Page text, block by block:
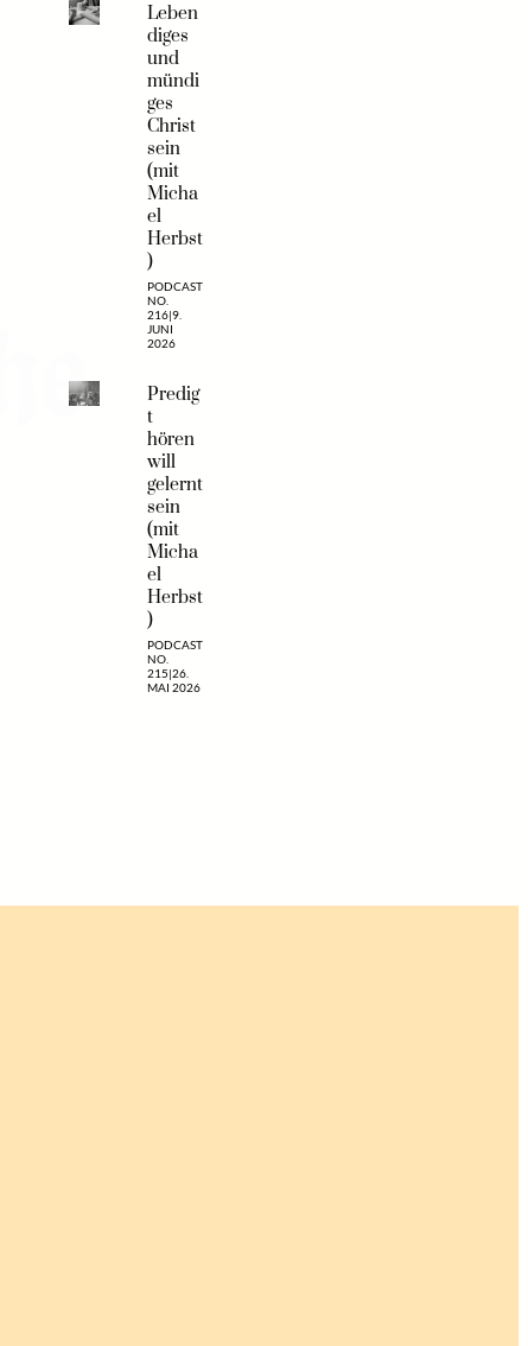
Leben
diges
und
mündi
ges
Christ
sein
(mit
Micha
el
Herbst
)
PODCAST
NO.
216|9.
JUNI
2026
Predig
t
hören
will
gelernt
sein
(mit
Micha
el
Herbst
)
PODCAST
NO.
215|26.
MAI 2026